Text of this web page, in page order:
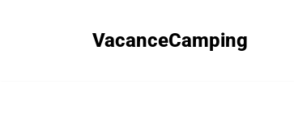
VacanceCamping